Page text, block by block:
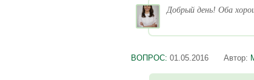
Добрый день! Оба
ВОПРОС: 01.05.2016 Автор: